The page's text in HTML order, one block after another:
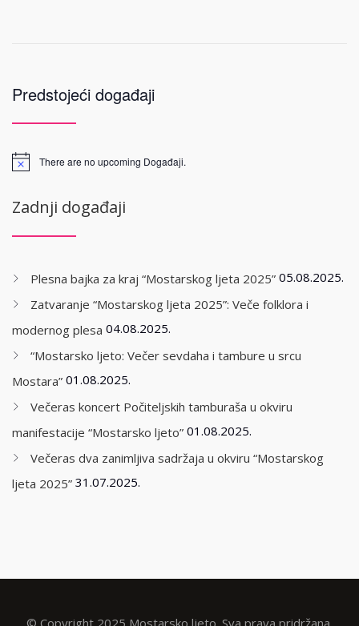
Predstojeći događaji
There are no upcoming Događaji.
Zadnji događaji
Plesna bajka za kraj “Mostarskog ljeta 2025” 05.08.2025.
Zatvaranje “Mostarskog ljeta 2025”: Veče folklora i
modernog plesa 04.08.2025.
“Mostarsko ljeto: Večer sevdaha i tambure u srcu
Mostara” 01.08.2025.
Večeras koncert Počiteljskih tamburaša u okviru
manifestacije “Mostarsko ljeto” 01.08.2025.
Večeras dva zanimljiva sadržaja u okviru “Mostarskog
ljeta 2025” 31.07.2025.